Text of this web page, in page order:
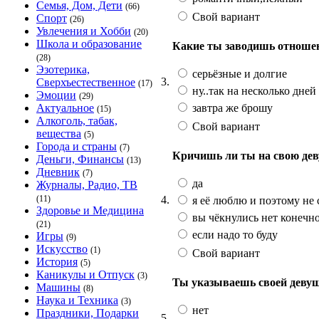
Семья, Дом, Дети (66)
Спорт (26)
Увлечения и Хобби (20)
Школа и образование
(28)
Эзотерика,
Сверхъестественное (17)
Эмоции (29)
Актуальное (15)
Алкоголь, табак,
вещества (5)
Города и страны (7)
Деньги, Финансы (13)
Дневник (7)
Журналы, Радио, ТВ
(11)
Здоровье и Медицина
(21)
Игры (9)
Искусство (1)
История (5)
Каникулы и Отпуск (3)
Машины (8)
Наука и Техника (3)
Праздники, Подарки
Свой вариант
3.
Какие ты заводишь
серьёзные и долгие
ну..так на несколько дней
завтра же брошу
Свой вариант
4.
Кричишь ли ты на свою
да
я её люблю и поэтому не
вы чёкнулись нет
если надо то буду
Свой вариант
Ты указываешь своей
нет